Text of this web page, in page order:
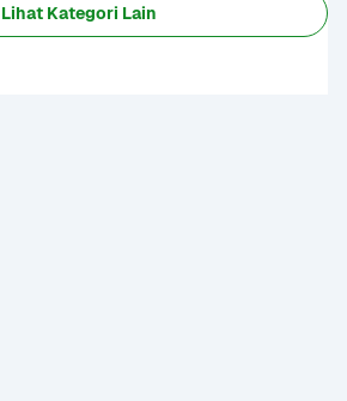
Lihat Kategori Lain